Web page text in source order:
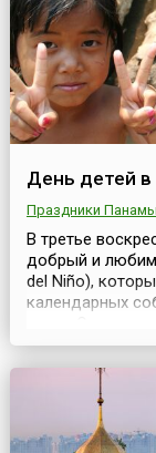
День детей в
Праздники Панамы
В третье
добрый и
del Niño),
календарных
будущее и на
любой ребенок
взрослого.
один день стат...